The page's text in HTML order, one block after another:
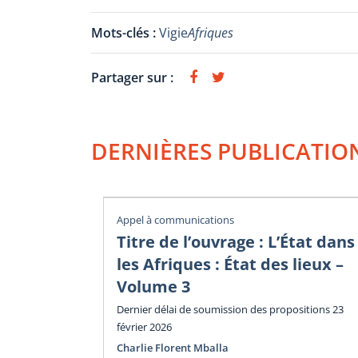
Mots-clés :VigieAfriques
Partager sur :
DERNIÈRES
Appel à communications
Titre de l’ouvrage : L’État dans
les Afriques : État des lieux –
Volume 3
Dernier délai de soumission des propositions 23
février 2026
Charlie Florent Mballa